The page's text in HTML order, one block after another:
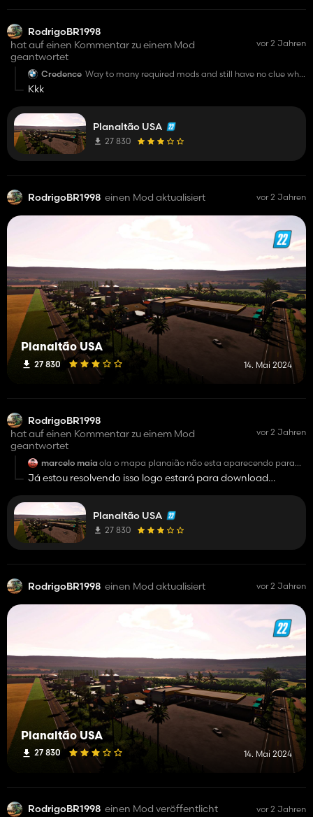
RodrigoBR1998
hat auf einen Kommentar zu einem Mod
geantwortet
vor 2 Jahren
Credence Way to many required mods and still have no clue why
Kkk
Planaltão USA
27 830
RodrigoBR1998 einen Mod aktualisiert vor 2 Jahren
Planaltão USA
27 830 14. Mai 2024
RodrigoBR1998
hat auf einen Kommentar zu einem Mod
geantwortet
vor 2 Jahren
marcelo maia ola o mapa planaião não esta aparecendo para
joga
Já estou resolvendo isso logo estará para download
Planaltão USA
27 830
RodrigoBR1998 einen Mod aktualisiert vor 2 Jahren
Planaltão USA
27 830 14. Mai 2024
RodrigoBR1998 einen Mod veröffentlicht vor 2 Jahren